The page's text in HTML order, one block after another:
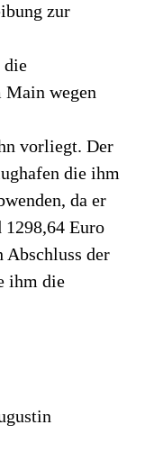
zur
die
Main wegen
vorliegt. Der
die ihm
da er
1298,64 Euro
Abschluss der
ihm die